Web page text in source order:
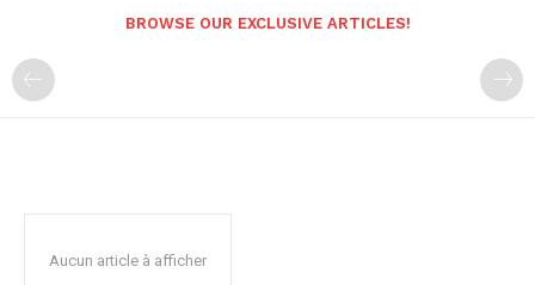
BROWSE OUR EXCLUSIVE ARTICLES!
Aucun article à afficher